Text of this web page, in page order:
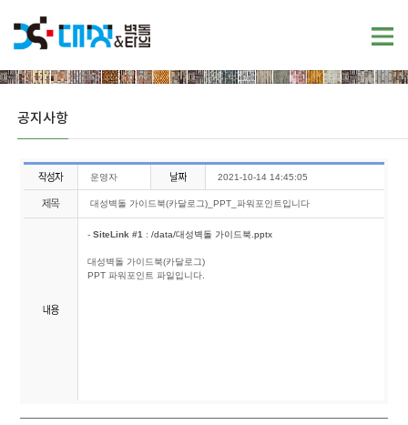
공지사항
운영자 2021-10-14 14:45:05
대성벽돌 가이드북(카달로그)_PPT_파워포인트입니다
- SiteLink #1 : /data/대성벽돌 가이드북.pptx
대성벽돌 가이드북(카달로그)
PPT 파워포인트 파일입니다.